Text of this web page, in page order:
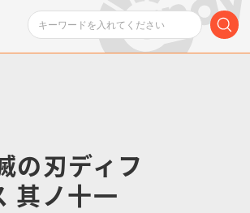
の刃ディフ
其ノ十一